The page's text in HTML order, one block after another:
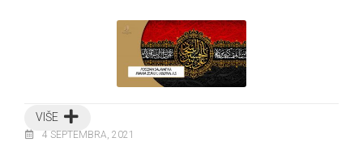
VIŠE
4 SEPTEMBRA, 2021